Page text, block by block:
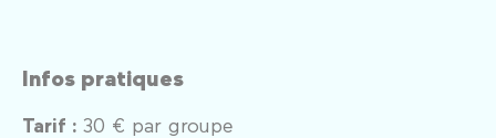
Infos pratiques
Tarif : 30 € par groupe